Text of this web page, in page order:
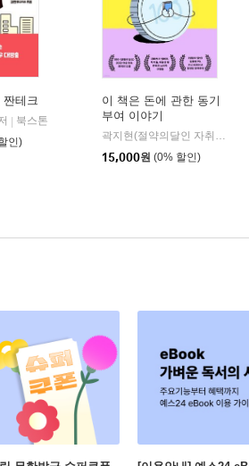
테크
북스톤
인)
이 책은 돈에 관한 동기
부여 이야기
곽지현(절약의달인 자취린이) 저
15,000원 (0% 할인)